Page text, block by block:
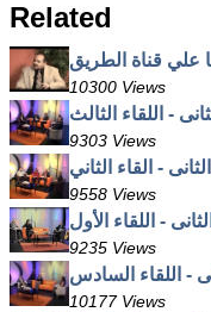
Related
علي قناة الطريق
10300 Views
- اللقاء الثالث
9303 Views
- القاء الثاني
9558 Views
- اللقاء الأول
9235 Views
- اللقاء السادس
10177 Views